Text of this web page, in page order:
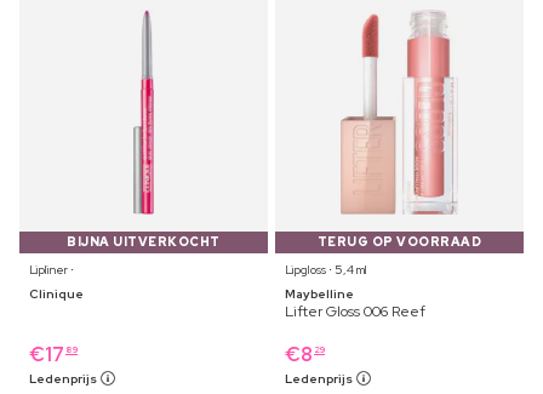
BIJNA UITVERKOCHT
Lipliner ⋅
Clinique
€17 89
Ledenprijs
TERUG OP VOORRAAD
Lipgloss ⋅ 5,4 ml
Maybelline
Lifter Gloss 006 Reef
€8 29
Ledenprijs